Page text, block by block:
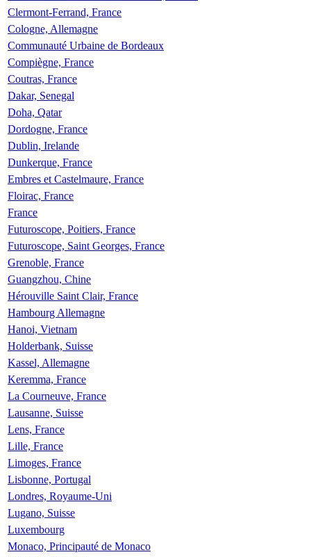
Clermont-Ferrand, France
Cologne, Allemagne
Communauté Urbaine de Bordeaux
Compiègne, France
Coutras, France
Dakar, Senegal
Doha, Qatar
Dordogne, France
Dublin, Irelande
Dunkerque, France
Embres et Castelmaure, France
Floirac, France
France
Futuroscope, Poitiers, France
Futuroscope, Saint Georges, France
Grenoble, France
Guangzhou, Chine
Hérouville Saint Clair, France
Hambourg Allemagne
Hanoi, Vietnam
Holderbank, Suisse
Kassel, Allemagne
Keremma, France
La Courneuve, France
Lausanne, Suisse
Lens, France
Lille, France
Limoges, France
Lisbonne, Portugal
Londres, Royaume-Uni
Lugano, Suisse
Luxembourg
Monaco, Principauté de Monaco